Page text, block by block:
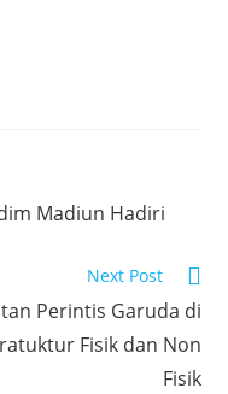
Madiun Hadiri
Next Post
Perintis Garuda di
Fisik dan Non
Fisik